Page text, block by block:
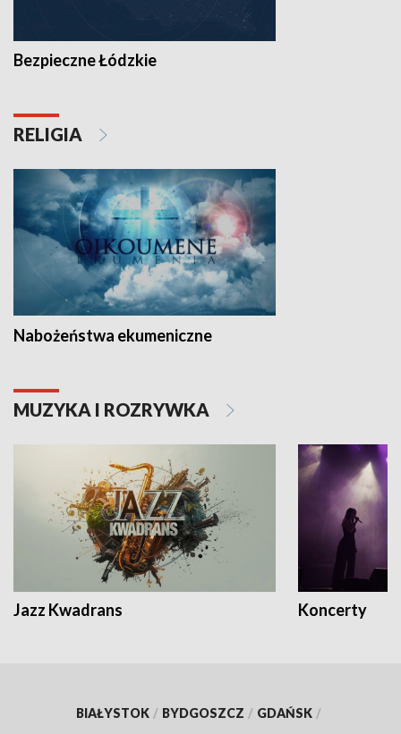
Bezpieczne Łódzkie
RELIGIA
Nabożeństwa ekumeniczne
MUZYKA I ROZRYWKA
Jazz Kwadrans Koncerty
BIAŁYSTOK / BYDGOSZCZ / GDAŃSK /